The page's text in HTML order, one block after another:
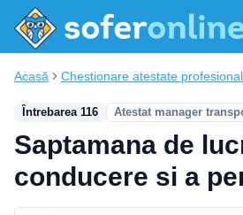
Acasă Chestionare atestate
Întrebarea 116 Atestat manager
Saptamana de
conducere si a